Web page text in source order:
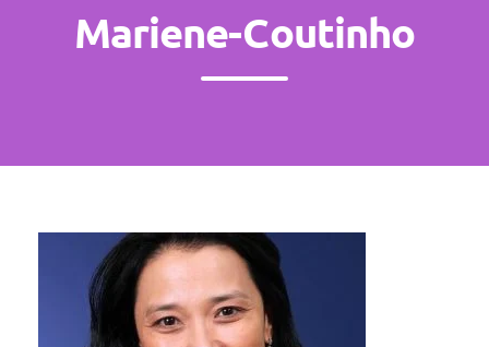
Mariene-Coutinho